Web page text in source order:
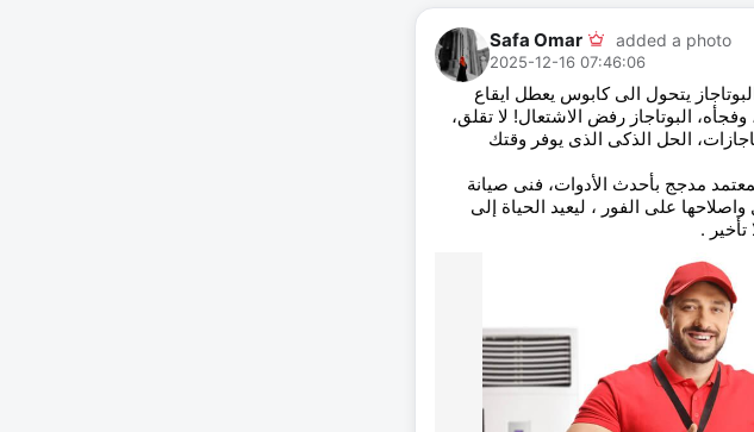
Safa Omar added a photo
2025-12-16 07:46:06
يتحول الى كابوس يعطل ايقاع
البوتاجاز رفض الاشتعال! لا تقلق،
الحل الذكى الذى يوفر وقتك
مدجج بأحدث الأدوات، فنى صيانة
على الفور ، ليعيد الحياة إلى
.